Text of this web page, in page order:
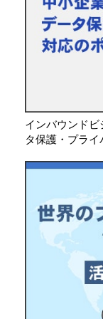
インバウンド
タ保護・プラ